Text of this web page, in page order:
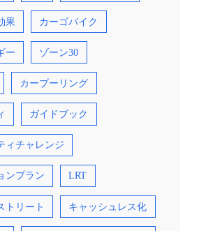
果 カーゴバイク
ー ゾーン30
カープーリング
ガイドブック
ィチャレンジ
ンプラン LRT
トリート キャッシュレス化